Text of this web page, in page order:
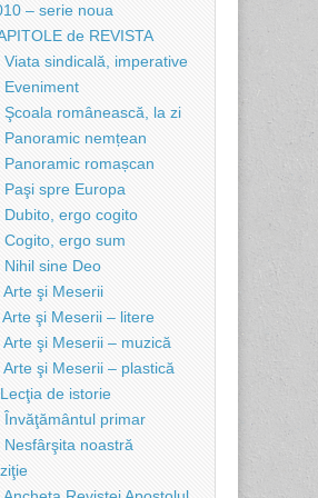
– serie noua
de REVISTA
Viata sindicală, imperative
Eveniment
Şcoala românească, la zi
Panoramic nemțean
Panoramic romașcan
Paşi spre Europa
Dubito, ergo cogito
Cogito, ergo sum
Nihil sine Deo
Arte şi Meserii
Arte şi Meserii – litere
Arte şi Meserii – muzică
Arte şi Meserii – plastică
de istorie
Învăţământul primar
Nesfârşita noastră